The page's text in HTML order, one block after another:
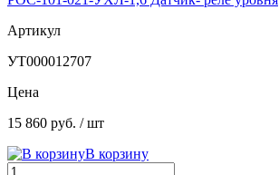
Артикул
УТ000012707
Цена
15 860 руб. / шт
В корзину